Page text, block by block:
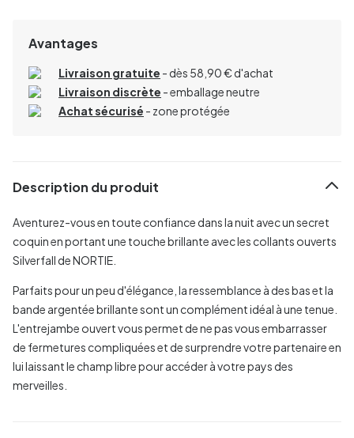
Avantages
Livraison gratuite - dès 58,90 € d'achat
Livraison discrète - emballage neutre
Achat sécurisé - zone protégée
Description du produit
Aventurez-vous en toute confiance dans la nuit avec un secret
coquin en portant une touche brillante avec les collants ouverts
Silverfall de NORTIE.
Parfaits pour un peu d'élégance, la ressemblance à des bas et la
bande argentée brillante sont un complément idéal à une tenue.
L'entrejambe ouvert vous permet de ne pas vous embarrasser
de fermetures compliquées et de surprendre votre partenaire en
lui laissant le champ libre pour accéder à votre pays des
merveilles.